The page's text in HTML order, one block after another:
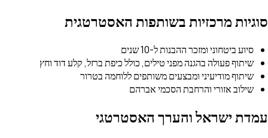
סוגיות מרכזיות בשותפות האסטרטגית
סיוע ביטחוני ומזכר ההבנות ל-10 שנים
שיתוף פעולה בהגנה מפני טילים, כולל כיפת ברזל, קלע דוד וחץ
שיתוף מודיעיני ומבצעים משותפים ללוחמה בטרור
שילוב אזורי והרחבת הסכמי אברהם
עמדת ישראל והערך האסטרטגי